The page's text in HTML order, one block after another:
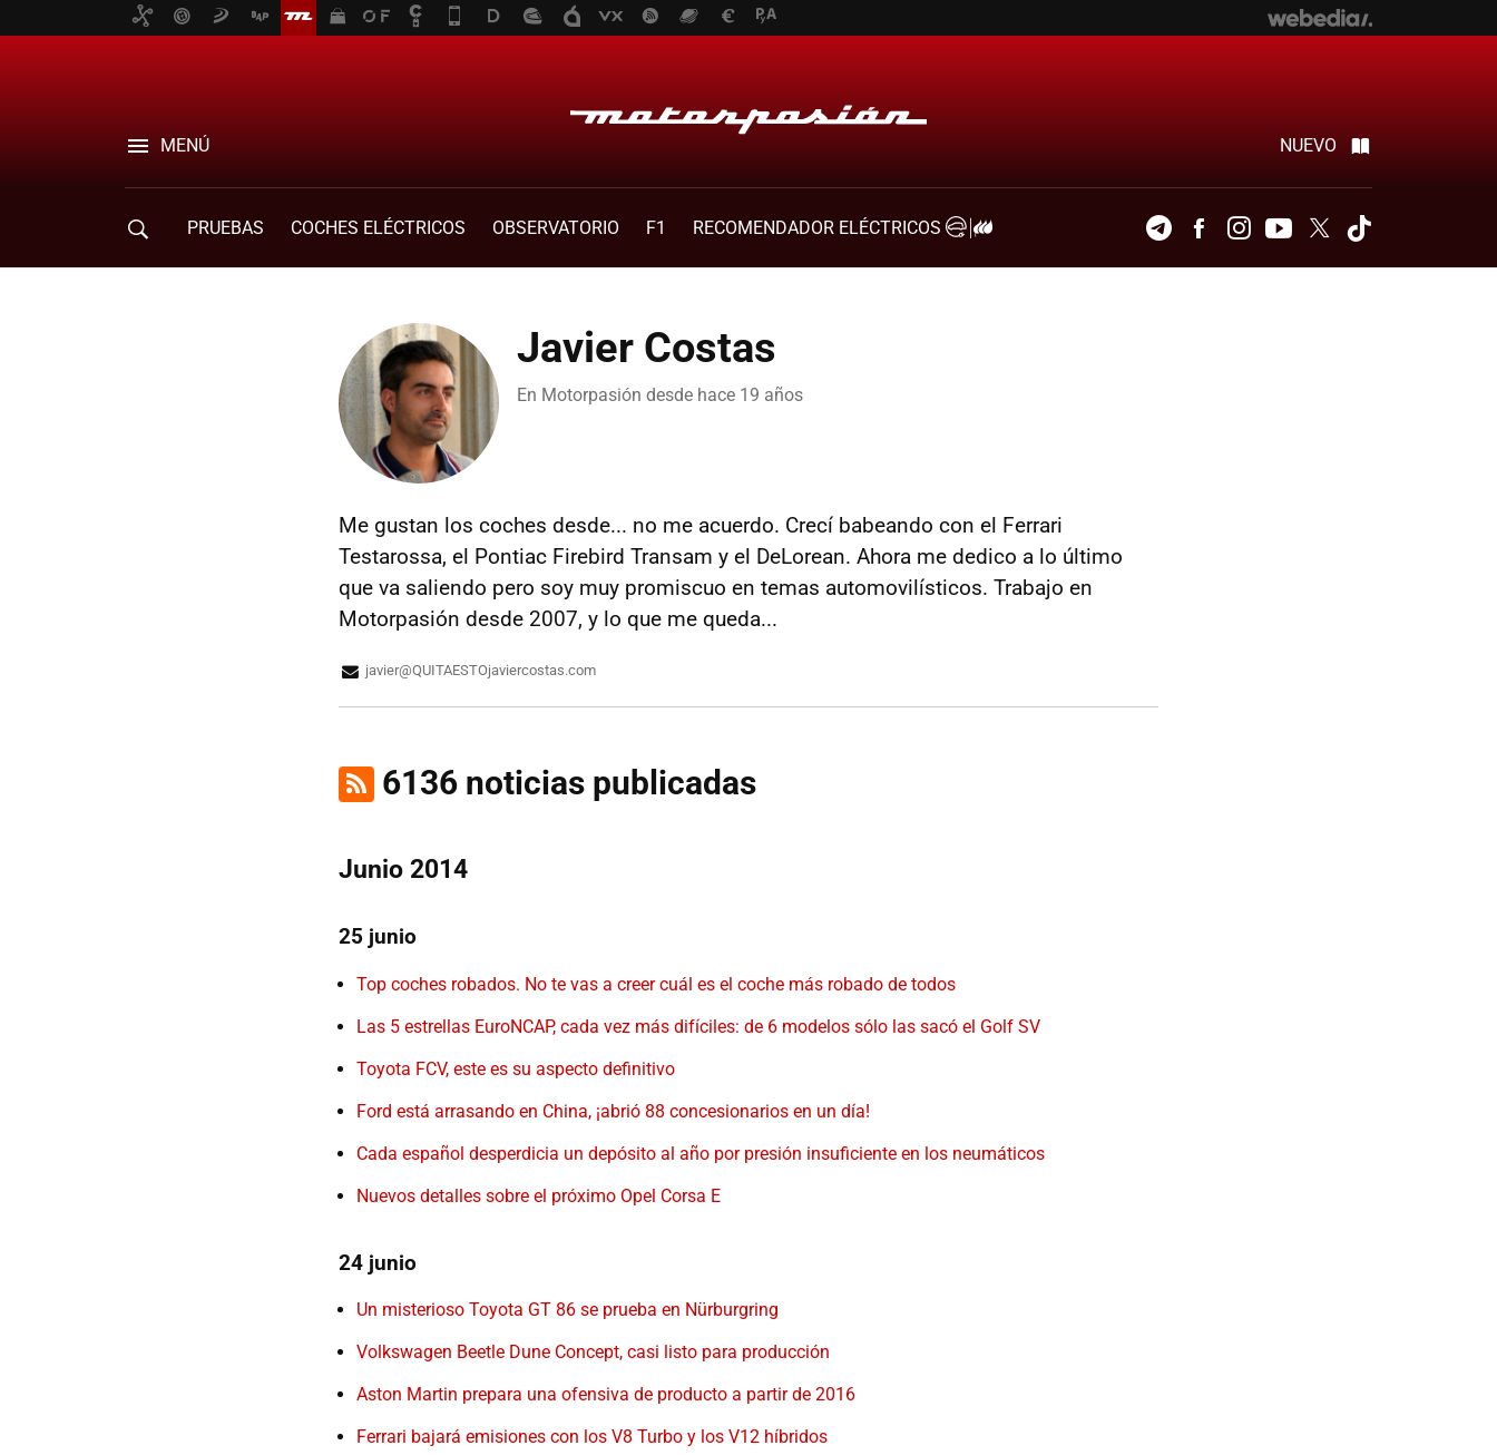
MENÚ NUEVO
PRUEBAS COCHES ELÉCTRICOS OBSERVATORIO F1
RECOMENDADOR ELÉCTRICOS
TelegramFacebookInstagramYoutubeTwitter
Javier Costas
En Motorpasión desde hace 19 años
Me gustan los coches desde... no me acuerdo. Crecí babeando con el Ferrari
Testarossa, el Pontiac Firebird Transam y el DeLorean. Ahora me dedico a lo último
que va saliendo pero soy muy promiscuo en temas automovilísticos. Trabajo en
Motorpasión desde 2007, y lo que me queda...
javier@QUITAESTOjaviercostas.com
6136 noticias publicadas
Junio 2014
25 junio
Top coches robados. No te vas a creer cuál es el coche más robado de todos
Las 5 estrellas EuroNCAP, cada vez más difíciles: de 6 modelos sólo las sacó el Golf SV
Toyota FCV, este es su aspecto definitivo
Ford está arrasando en China, ¡abrió 88 concesionarios en un día!
Cada español desperdicia un depósito al año por presión insuficiente en los neumáticos
Nuevos detalles sobre el próximo Opel Corsa E
24 junio
Un misterioso Toyota GT 86 se prueba en Nürburgring
Volkswagen Beetle Dune Concept, casi listo para producción
Aston Martin prepara una ofensiva de producto a partir de 2016
Ferrari bajará emisiones con los V8 Turbo y los V12 híbridos